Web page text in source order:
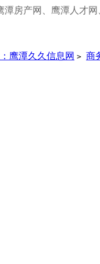
潭房产网、鹰潭人才
鹰潭久久信息网 > 商